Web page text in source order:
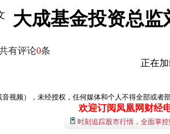
大成基金投资总监
有评论0条
正在
视频），未经授权，任何媒体和个人不得全部或
欢迎订阅凤凰网财经
时刻追踪股市行情，全面掌控